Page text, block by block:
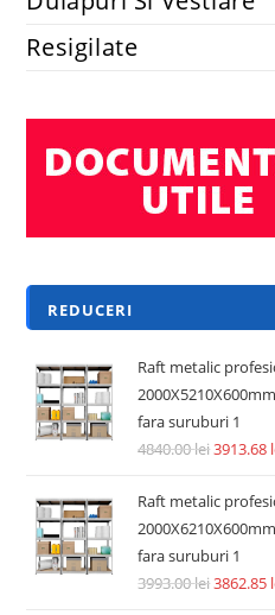
Resigilate
REDUCERI
Raft metalic
fara suruburi 1
4840.00lei3913.68
Raft metalic
fara suruburi 1
3993.00lei3862.85